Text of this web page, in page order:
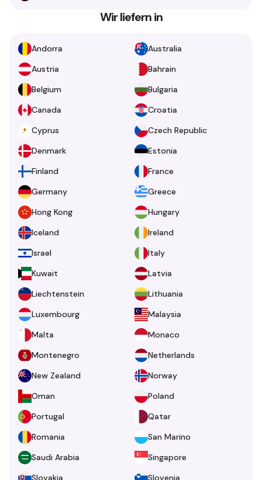
Wir liefern in
Andorra
Australia
Austria
Bahrain
Belgium
Bulgaria
Canada
Croatia
Cyprus
Czech Republic
Denmark
Estonia
Finland
France
Germany
Greece
Hong Kong
Hungary
Iceland
Ireland
Israel
Italy
Kuwait
Latvia
Liechtenstein
Lithuania
Luxembourg
Malaysia
Malta
Monaco
Montenegro
Netherlands
New Zealand
Norway
Oman
Poland
Portugal
Qatar
Romania
San Marino
Saudi Arabia
Singapore
Slovakia
Slovenia